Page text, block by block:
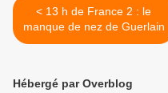
< 13 h de France 2 : le
manque de nez de Guerlain
Hébergé par Overblog